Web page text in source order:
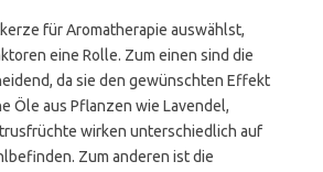
für Aromatherapie auswählst,
eine Rolle. Zum einen sind die
da sie den gewünschten Effekt
Öle aus Pflanzen wie Lavendel,
wirken unterschiedlich auf
Zum anderen ist die